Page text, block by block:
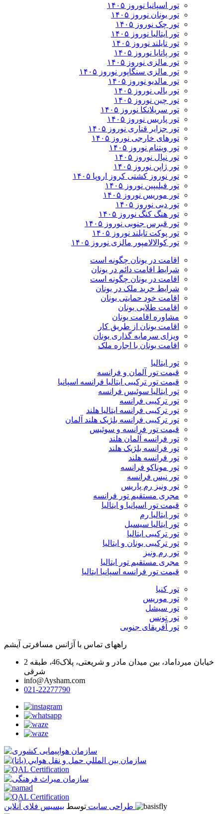
تور اسپانیا نوروز ۱۴۰۵
تور یونان نوروز ۱۴۰۵
تور چک نوروز ۱۴۰۵
تور ایتالیا نوروز ۱۴۰۵
تور تایلند نوروز ۱۴۰۵
تور پاتایا نوروز ۱۴۰۵
تور مالزی نوروز ۱۴۰۵
تور مالزی سنگاپور نوروز ۱۴۰۵
تور مالدیو نوروز ۱۴۰۵
تور بالی نوروز ۱۴۰۵
تور چين نوروز ۱۴۰۵
تور سریلانکا نوروز ۱۴۰۵
تور پاریس نوروز ۱۴۰۵
تور جزایر قناری نوروز ۱۴۰۵
تورهای خارجی نوروز ۱۴۰۵
تور ویتنام نوروز ۱۴۰۵
تور نپال نوروز ۱۴۰۵
تور ژاپن نوروز ۱۴۰۵
تور نوروز کشتی کروز اروپا ۱۴۰۵
تور فیلیپین نوروز ۱۴۰۵
تور موریس نوروز ۱۴۰۵
تور دبی نوروز ۱۴۰۵
تور هنگ کنگ نوروز ۱۴۰۵
تور قبرس جنوبی نوروز ۱۴۰۵
تور پوکت تایلند نوروز ۱۴۰۵
تور کوالالامپور مالزی نوروز ۱۴۰۵
اقامت در یونان چگونه است
شرایط اقامت دائم در یونان
اقامت در یونان چگونه است
شرایط خرید ملک در یونان
اقامت خود حمایتی یونان
اقامت طلایی یونان
مشاوره اقامت یونان
اقامت یونان از طریق کار
ویزای سرمایه گذاری یونان
اقامت یونان با اجاره ملک
تور ایتالیا
قیمت تور آلمان و فرانسه
قیمت تور ترکیبی ایتالیا فرانسه اسپانیا
تور ایتالیا سوئیس فرانسه
تور ترکیبی فرانسه
تور ترکیبی فرانسه ایتالیا هلند
تور ترکیبی فرانسه بلژیک هلند آلمان
قیمت تور فرانسه و سوئیس
تور فرانسه آلمان هلند
تور فرانسه بلژیک هلند
تور فرانسه هلند
تور موناکو فرانسه
تور نیس فرانسه
تور ونیز رم پاریس
مجری مستقیم تور فرانسه
قیمت تور اسپانیا و ایتالیا
تور ایتالیا رم
تور ایتالیا سیسیل
تور ترکیبی ایتالیا
تور ترکیبی یونان و ایتالیا
تور رم ونیز
مجری مستقیم تور ایتالیا
قیمت تور فرانسه اسپانیا ایتالیا
تور کنیا
تور موریس
تور سیشل
تور تونس
تور آفریقای جنوبی
راههای تماس با آژانس مسافرتی آیشم
خیابان میرداماد، بین میدان مادر و شریعتی، پلاک46، طبقه 2
شرقی
info@Aysham.com
021-22277790
طراحی سایت توسط